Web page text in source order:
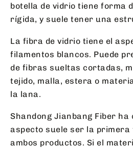
botella de vidrio tiene forma
rígida, y suele tener una
La fibra de vidrio tiene el
filamentos blancos. Puede
de fibras sueltas cortadas,
tejido, malla, estera o
la lana.
Shandong Jianbang Fiber ha
aspecto suele ser la
ambos productos. Si el